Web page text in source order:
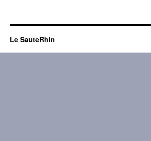
Le SauteRhin